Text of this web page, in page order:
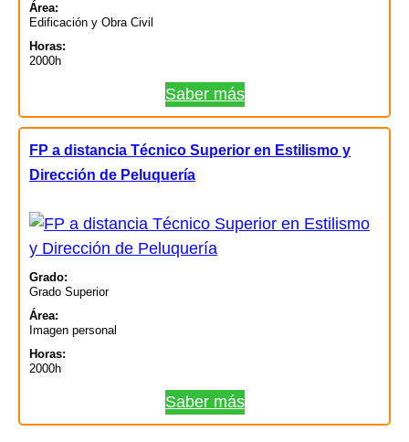
Área:
Edificación y Obra Civil
Horas:
2000h
Saber más
FP a distancia Técnico Superior en Estilismo y
Dirección de Peluquería
Grado:
Grado Superior
Área:
Imagen personal
Horas:
2000h
Saber más